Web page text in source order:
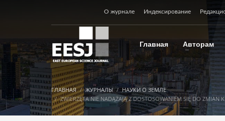
О журнале Индексирование
Главная Авторам
ГЛАВНАЯ ЖУРНАЛЫ
НАУКИ О ЗЕМЛЕ
ZWIERZĘTA NIE NADĄŻAJĄ Z DOSTOSOWANIEM SIĘ DO ZMIAN